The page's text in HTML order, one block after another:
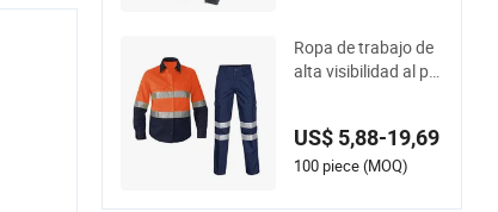
e trabajo de poliéste
r, algodón y spande
Ropa de trabajo de
alta visibilidad al po
tas reflectantes, ca
misas, diseño de uni
US$ 5,88-19,69
100 piece (MOQ)